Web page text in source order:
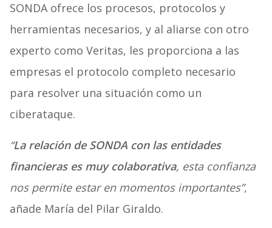
SONDA ofrece los procesos, protocolos y
herramientas necesarios, y al aliarse con otro
experto como Veritas, les proporciona a las
empresas el protocolo completo necesario
para resolver una situación como un
ciberataque.
“La relación de SONDA con las entidades
financieras es muy colaborativa, esta confianza
nos permite estar en momentos importantes”,
añade María del Pilar Giraldo.